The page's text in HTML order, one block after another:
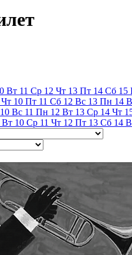
Вт 11 Ср 12 Чт 13 Пт 14 Сб 15
Чт 10 Пт 11 Сб 12 Вс 13 Пн 14
10 Вс 11 Пн 12 Вт 13 Ср 14 Чт
Вт 10 Ср 11 Чт 12 Пт 13 Сб 14